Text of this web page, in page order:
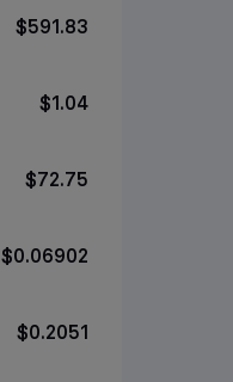
$591.83
$1.04
$72.75
$0.06902
$0.2051